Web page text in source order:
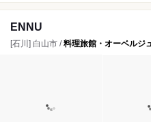
ENNU
[石川] 白山市 /料理旅館・オーベルジ